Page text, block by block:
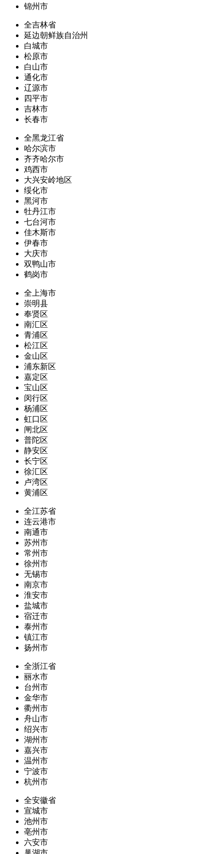
锦州市
全吉林省
延边朝鲜族自治州
白城市
松原市
白山市
通化市
辽源市
四平市
吉林市
长春市
全黑龙江省
哈尔滨市
齐齐哈尔市
鸡西市
大兴安岭地区
绥化市
黑河市
牡丹江市
七台河市
佳木斯市
伊春市
大庆市
双鸭山市
鹤岗市
全上海市
崇明县
奉贤区
南汇区
青浦区
松江区
金山区
浦东新区
嘉定区
宝山区
闵行区
杨浦区
虹口区
闸北区
普陀区
静安区
长宁区
徐汇区
卢湾区
黄浦区
全江苏省
连云港市
南通市
苏州市
常州市
徐州市
无锡市
南京市
淮安市
盐城市
宿迁市
泰州市
镇江市
扬州市
全浙江省
丽水市
台州市
金华市
衢州市
舟山市
绍兴市
湖州市
嘉兴市
温州市
宁波市
杭州市
全安徽省
宣城市
池州市
亳州市
六安市